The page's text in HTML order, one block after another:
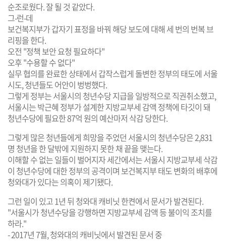
순조로웠다. 잘 될 것 같았다.
그-런-데
보건복지부가 갑자기 표정을 바꿔 해당 보도에 대해 세 번의 번복 브
리핑을 한다.
오전 "정책 보안 요청 필요하다"
오후 "수용할 수 없다"
실무 협의를 완료한 상태에서 갑작스럽게 돌변한 정부의 태도에 서울
시도, 청년들도 어안이 벙벙했다.
그렇게 정부는 서울시의 청년수당 지급을 일방적으로 직권취소했고,
서울시는 박근혜 정부가 설계한 지방교부세 감액 정책에 타깃이 돼
청년수당에 필요한 87억 원의 예산마저 삭감 당한다.
그렇게 많은 청년들에게 희망을 주었던 서울시의 청년수당은 2,831
명 청년을 한 달밖에 지원하지 못한 채 끝을 맺는다.
이해할 수 없는 일들이 벌어지자 세간에서는 서울시 지방교부세 삭감
이 청년수당에 대한 정부의 공격이며 보건복지부 태도 변화의 배후에
청와대가 있다는 의혹이 제기됐다.
그런 일이 있고 1년 뒤 청와대 캐비닛 한켠에서 문서가 발견된다.
"서울시가 청년수당을 강행하면 지방교부세 감액 등 불이익 조치를
하라."
- 2017년 7월, 청와대의 캐비닛에서 발견된 문서 중